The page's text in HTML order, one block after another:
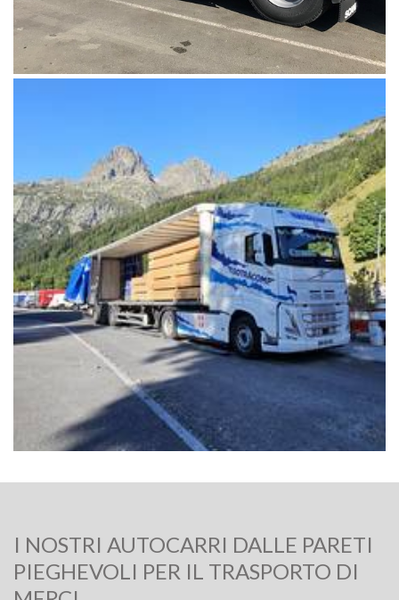
I NOSTRI AUTOCARRI DALLE PARETI
PIEGHEVOLI PER IL TRASPORTO DI